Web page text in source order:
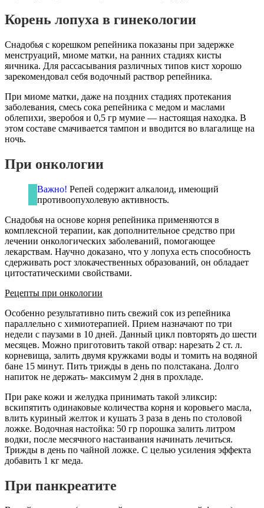
Корень лопуха в гинекологии
Снадобья с корешком репейника показаны при задержке
менструаций, миоме матки, на ранних стадиях кисты
яичника. Для рассасывания различных типов кист хорошо
зарекомендовал себя водочный раствор репейника.
При миоме матки, даже на поздних стадиях протекания
заболевания, смесь сока репейника с медом и маслами
облепихи, зверобоя и 0,5 гр мумие — настоящая находка. В
этом составе смачивается тампон и вводится во влагалище на
ночь.
При онкологии
Важно! Репей содержит алкалоид, имеющий
противоопухолевую активность.
Снадобья на основе корня репейника применяются в
комплексной терапии, как дополнительное средство при
лечении онкологических заболеваний, помогающее
лекарствам. Научно доказано, что у лопуха есть способность
сдерживать рост злокачественных образований, он обладает
цитостатическими свойствами.
Рецепты при онкологии
Особенно результативно пить свежий сок из репейника
параллельно с химиотерапией. Прием назначают по три
недели с паузами в 10 дней. Данный цикл повторять до шести
месяцев. Можно приготовить такой отвар: нарезать 2 ст. л.
корневища, залить двумя кружками воды и томить на водяной
бане 15 минут. Пить трижды в день по полстакана. Долго
напиток не держать- максимум 2 дня в прохладе.
При раке кожи и желудка принимать такой эликсир:
вскипятить одинаковые количества корня и коровьего масла,
влить куриный желток и кушать 3 раза в день по столовой
ложке. Водочная настойка: 50 гр порошка залить литром
водки, после месячного настаивания начинать лечиться.
Трижды в день по чайной ложке. С целью усиления эффекта
добавить 1 кг меда.
При панкреатите